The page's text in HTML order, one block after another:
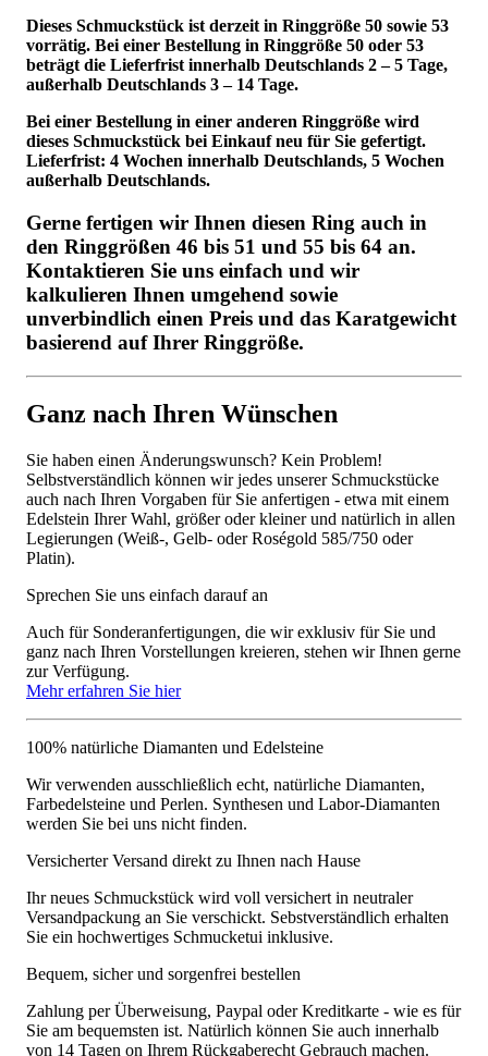
Dieses Schmuckstück ist derzeit in Ringgröße 50 sowie 53
vorrätig. Bei einer Bestellung in Ringgröße 50 oder 53
beträgt die Lieferfrist innerhalb Deutschlands 2 – 5 Tage,
außerhalb Deutschlands 3 – 14 Tage.
Bei einer Bestellung in einer anderen Ringgröße wird
dieses Schmuckstück bei Einkauf neu für Sie gefertigt.
Lieferfrist: 4 Wochen innerhalb Deutschlands, 5 Wochen
außerhalb Deutschlands.
Gerne fertigen wir Ihnen diesen Ring auch in
den Ringgrößen 46 bis 51 und 55 bis 64 an.
Kontaktieren Sie uns einfach und wir
kalkulieren Ihnen umgehend sowie
unverbindlich einen Preis und das Karatgewicht
basierend auf Ihrer Ringgröße.
Ganz nach Ihren Wünschen
Sie haben einen Änderungswunsch? Kein Problem!
Selbstverständlich können wir jedes unserer Schmuckstücke
auch nach Ihren Vorgaben für Sie anfertigen - etwa mit einem
Edelstein Ihrer Wahl, größer oder kleiner und natürlich in allen
Legierungen (Weiß-, Gelb- oder Roségold 585/750 oder
Platin).
Sprechen Sie uns einfach darauf an
Auch für Sonderanfertigungen, die wir exklusiv für Sie und
ganz nach Ihren Vorstellungen kreieren, stehen wir Ihnen gerne
zur Verfügung.
Mehr erfahren Sie hier
100% natürliche Diamanten und Edelsteine
Wir verwenden ausschließlich echt, natürliche Diamanten,
Farbedelsteine und Perlen. Synthesen und Labor-Diamanten
werden Sie bei uns nicht finden.
Versicherter Versand direkt zu Ihnen nach Hause
Ihr neues Schmuckstück wird voll versichert in neutraler
Versandpackung an Sie verschickt. Sebstverständlich erhalten
Sie ein hochwertiges Schmucketui inklusive.
Bequem, sicher und sorgenfrei bestellen
Zahlung per Überweisung, Paypal oder Kreditkarte - wie es für
Sie am bequemsten ist. Natürlich können Sie auch innerhalb
von 14 Tagen on Ihrem Rückgaberecht Gebrauch machen.